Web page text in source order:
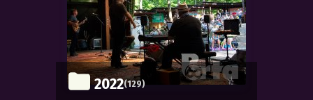
2022(129)